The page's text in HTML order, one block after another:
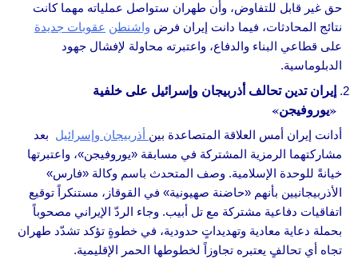
حق غير قابل للتفاوض، وأن طهران ستواصل عملياته مهما كانت
نتائج المحادثات، فيما دانت إيران فرض واشنطن عقوبات جديدة
على قطاعي البناء والدفاع، واعتبرته محاولة لإفشال جهود
الدبلوماسية.
إيران تدين تحالف أذربيجان وإسرائيل على خلفية
«يوروفيجن»
أدانت إيران أمس العلاقة المتصاعدة بين أذربيجان وإسرائيل بعد
مشاركتهما الرمزية المشتركة في مسابقة «يوروفيجن»، واعتبرتها
خيانةً للوحدة الإسلامية. وصف المتحدث باسم وكالة «فارس»
الأذربيجانيين بأنهم «حاضنة صهيونية» في القوقاز، مستنكراً توقيع
اتفاقيات دفاعية مشتركة مع تل أبيب. وجاء الردّ الإيراني مصحوباً
بحملة دعاية معادية وتهديداتٍ حدودية، في خطوةٍ تؤكد تشدّد طهران
تجاه أي تحالفٍ يعتبره تجاوزاً لخطوطها الحمر الإقليمية.